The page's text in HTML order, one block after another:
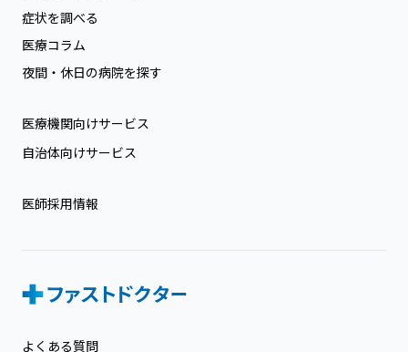
症状を調べる
医療コラム
夜間・休日の病院を探す
医療機関向けサービス
自治体向けサービス
医師採用情報
よくある質問